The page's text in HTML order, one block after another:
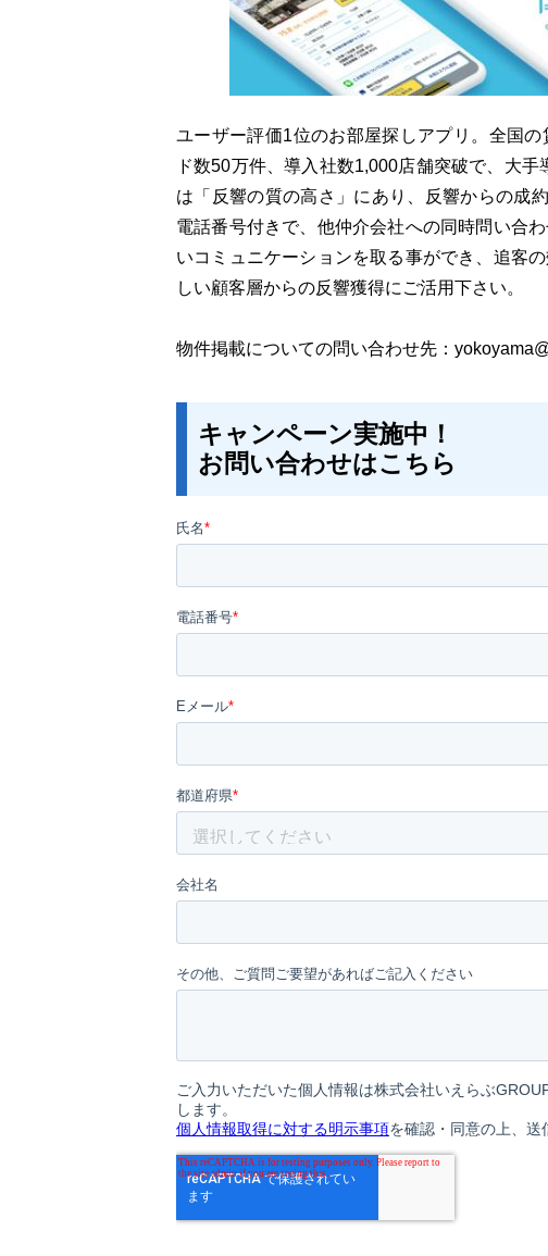
ユーザー評価1位のお部屋探しアプリ。全国
ド数50万件、導入社数1,000店舗突破で、大
は「反響の質の高さ」にあり、反響からの成
電話番号付きで、他仲介会社への同時問い合
いコミュニケーションを取る事ができ、追客
しい顧客層からの反響獲得にご活用下さい。
物件掲載についての問い合わせ先：
キャンペーン実施中！
お問い合わせはこちら